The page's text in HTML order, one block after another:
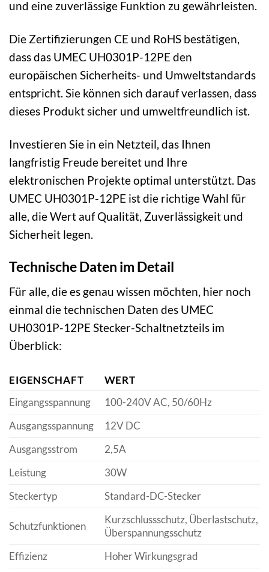
und eine zuverlässige Funktion zu gewährleisten.
Die Zertifizierungen CE und RoHS bestätigen,
dass das UMEC UH0301P-12PE den
europäischen Sicherheits- und Umweltstandards
entspricht. Sie können sich darauf verlassen, dass
dieses Produkt sicher und umweltfreundlich ist.
Investieren Sie in ein Netzteil, das Ihnen
langfristig Freude bereitet und Ihre
elektronischen Projekte optimal unterstützt. Das
UMEC UH0301P-12PE ist die richtige Wahl für
alle, die Wert auf Qualität, Zuverlässigkeit und
Sicherheit legen.
Technische Daten im Detail
Für alle, die es genau wissen möchten, hier noch
einmal die technischen Daten des UMEC
UH0301P-12PE Stecker-Schaltnetzteils im
Überblick:
EIGENSCHAFT
WERT
Eingangsspannung
100-240V AC, 50/60Hz
Ausgangsspannung
12V DC
Ausgangsstrom
2,5A
Leistung
30W
Steckertyp
Standard-DC-Stecker
Schutzfunktionen
Kurzschlussschutz, Überlastschutz,
Überspannungsschutz
Effizienz
Hoher Wirkungsgrad